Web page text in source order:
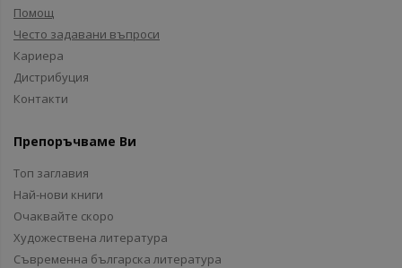
Помощ
Често задавани въпроси
Кариера
Дистрибуция
Контакти
Препоръчваме Ви
Топ заглавия
Най-нови книги
Очаквайте скоро
Художествена литература
Съвременна българска литература